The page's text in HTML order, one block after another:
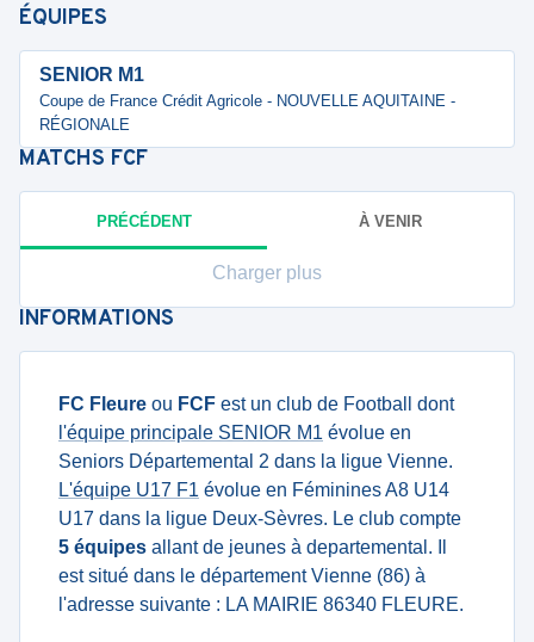
ÉQUIPES
SENIOR M1
Coupe de France Crédit Agricole - NOUVELLE AQUITAINE -
RÉGIONALE
MATCHS FCF
PRÉCÉDENT À VENIR
Charger plus
INFORMATIONS
FC Fleure ou FCF est un club de Football dont
l'équipe principale SENIOR M1 évolue en
Seniors Départemental 2 dans la ligue Vienne.
L'équipe U17 F1 évolue en Féminines A8 U14
U17 dans la ligue Deux-Sèvres. Le club compte
5 équipes allant de jeunes à departemental. Il
est situé dans le département Vienne (86) à
l'adresse suivante : LA MAIRIE 86340 FLEURE.